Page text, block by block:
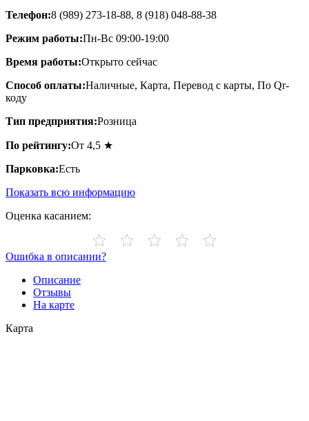
Телефон:8 (989) 273-18-88, 8 (918) 048-88-38
Режим работы:Пн-Вс 09:00-19:00
Время работы:Открыто сейчас
Способ оплаты:Наличные, Карта, Перевод с карты, По Qr-
коду
Тип предприятия:Розница
По рейтингу:От 4,5 ★
Парковка:Есть
Показать всю информацию
Оценка касанием:
Ошибка в описании?
Описание
Отзывы
На карте
Карта